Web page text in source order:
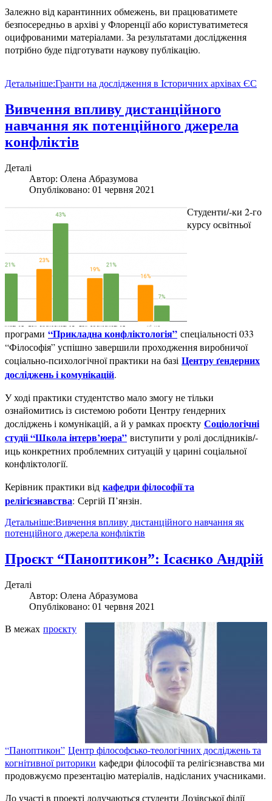
Залежно від карантинних обмежень, ви працюватимете
безпосередньо в архіві у Флоренції або користуватиметеся
оцифрованими матеріалами. За результатами дослідження
потрібно буде підготувати наукову публікацію.
Детальніше:Гранти на дослідження в Історичних архівах ЄС
Вивчення впливу дистанційного
навчання як потенційного джерела
конфліктів
Деталі
Автор: Олена Абразумова
Опубліковано: 01 червня 2021
Студенти/-ки 2-го
курсу освітньої
програми “Прикладна конфліктологія” спеціальності 033
“Філософія” успішно завершили проходження виробничої
соціально-психологічної практики на базі Центру ґендерних
досліджень і комунікацій.
У ході практики студентство мало змогу не тільки
ознайомитись із системою роботи Центру ґендерних
досліджень і комунікацій, а й у рамках проєкту Соціологічні
студіі “Школа інтерв’юера” виступити у ролі дослідників/-
иць конкретних проблемних ситуацій у царині соціальної
конфліктології.
Керівник практики від кафедри філософії та
релігієзнавства: Сергій П’янзін.
Детальніше:Вивчення впливу дистанційного навчання як
потенційного джерела конфліктів
Проєкт “Паноптикон”: Ісаєнко Андрій
Деталі
Автор: Олена Абразумова
Опубліковано: 01 червня 2021
В межах проєкту
“Паноптикон” Центр філософсько-теологічних досліджень та
когнітивної риторики кафедри філософії та релігієзнавства ми
продовжуємо презентацію матеріалів, надісланих учасниками.
До участі в проекті долучаються студенти Лозівської філії